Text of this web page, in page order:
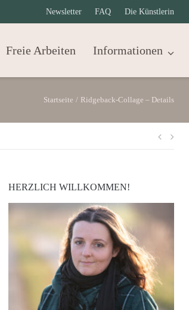
Newsletter FAQ Die Künstlerin
Freie Arbeiten Informationen
Startseite / Ridgeback-Collage – Details
HERZLICH WILLKOMMEN!